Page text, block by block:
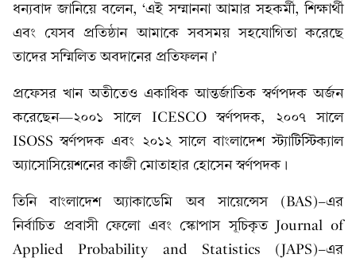
ধন্যবাদ জানিয়ে বলেন, ‘এই সম্মাননা আমার সহকর্মী, শিক্ষার্থী
এবং যেসব প্রতিষ্ঠান আমাকে সবসময় সহযোগিতা করেছে
তাদের সম্মিলিত অবদানের প্রতিফলন।’
প্রফেসর খান অতীতেও একাধিক আন্তর্জাতিক স্বর্ণপদক অর্জন
করেছেন—২০০১ সালে ICESCO স্বর্ণপদক, ২০০৭ সালে
ISOSS স্বর্ণপদক এবং ২০১২ সালে বাংলাদেশ স্ট্যাটিস্টিক্যাল
অ্যাসোসিয়েশনের কাজী মোতাহার হোসেন স্বর্ণপদক।
তিনি বাংলাদেশ অ্যাকাডেমি অব সায়েন্সেস (BAS)-এর
নির্বাচিত প্রবাসী ফেলো এবং স্কোপাস সূচিকৃত Journal of
Applied Probability and Statistics (JAPS)-এর